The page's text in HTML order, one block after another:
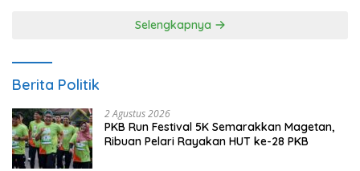
Selengkapnya
Berita Politik
2 Agustus 2026
PKB Run Festival 5K Semarakkan Magetan,
Ribuan Pelari Rayakan HUT ke-28 PKB